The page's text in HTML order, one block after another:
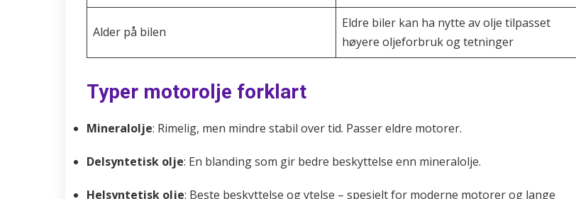
Alder på bilen
Eldre biler kan ha nytte av olje tilpasset
høyere oljeforbruk og tetninger
Typer motorolje forklart
Mineralolje: Rimelig, men mindre stabil over tid. Passer eldre motorer.
Delsyntetisk olje: En blanding som gir bedre beskyttelse enn mineralolje.
Helsyntetisk olje: Beste beskyttelse og ytelse – spesielt for moderne motorer og lange